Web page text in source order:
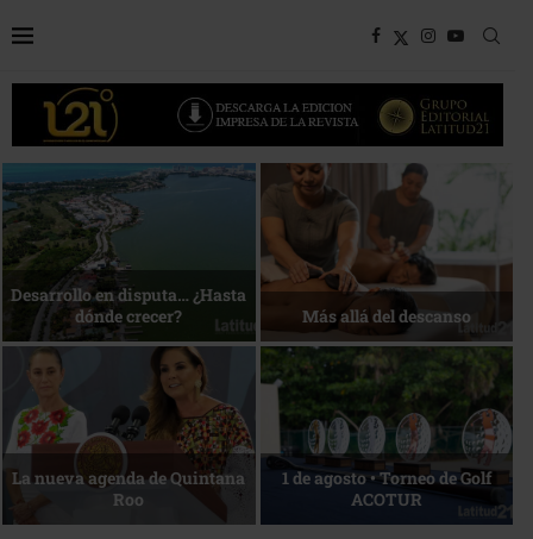
Bottega, un viaje servido a la
mesa
Energía que Impulsa la
competitividad
Reconocimiento de viajeros La esencia del servicio